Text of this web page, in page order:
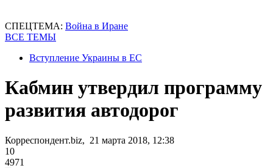
СПЕЦТЕМА: Война в Иране
ВСЕ ТЕМЫ
Вступление Украины в ЕС
Кабмин утвердил программу
развития автодорог
Корреспондент.biz, 21 марта 2018, 12:38
10
4971